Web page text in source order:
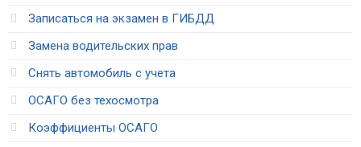
Записаться на экзамен в ГИБДД
Замена водительских прав
Снять автомобиль с учета
ОСАГО без техосмотра
Коэффициенты ОСАГО